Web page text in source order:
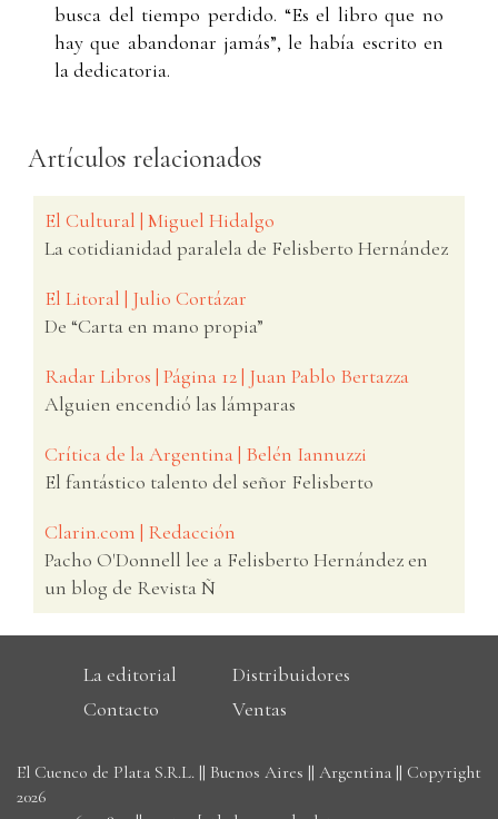
busca del tiempo perdido. “Es el libro que no
hay que abandonar jamás”, le había escrito en
la dedicatoria.
Artículos relacionados
El Cultural | Miguel Hidalgo
La cotidianidad paralela de Felisberto Hernández
El Litoral | Julio Cortázar
De “Carta en mano propia”
Radar Libros | Página 12 | Juan Pablo Bertazza
Alguien encendió las lámparas
Crítica de la Argentina | Belén Iannuzzi
El fantástico talento del señor Felisberto
Clarin.com | Redacción
Pacho O'Donnell lee a Felisberto Hernández en
un blog de Revista Ñ
La editorial
Distribuidores
Contacto
Ventas
El Cuenco de Plata S.R.L. || Buenos Aires || Argentina || Copyright
2026